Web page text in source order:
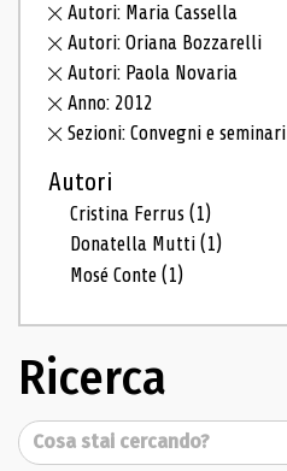
Autori: Maria Cassella
Autori: Oriana Bozzarelli
Autori: Paola Novaria
Anno: 2012
Sezioni: Convegni e seminari
Autori
Cristina Ferrus(1)
Donatella Mutti(1)
Mosé Conte(1)
Ricerca
Cerca